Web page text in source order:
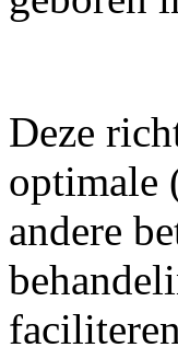
Deze
optimale
andere